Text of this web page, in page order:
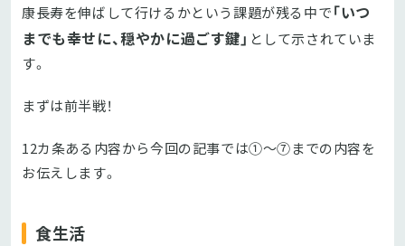
康長寿を伸ばして行けるかという課題が残る中で「いつ
までも幸せに、穏やかに過ごす鍵」 として示されていま
す。
まずは前半戦！
12カ条ある内容から今回の記事では①～⑦までの内容を
お伝えします。
食生活